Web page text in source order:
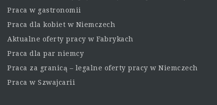
Praca w gastronomii
Praca dla kobiet w Niemczech
Aktualne oferty pracy w Fabrykach
Praca dla par niemcy
Praca za granicą – legalne oferty pracy w Niemczech
Praca w Szwajcarii